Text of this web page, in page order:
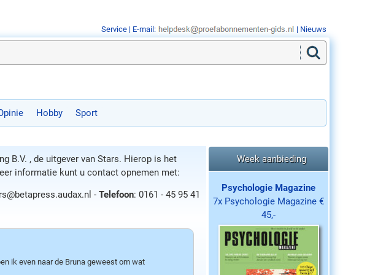
Hobby Sport
B.V. , de uitgever van Stars. Hierop is het
informatie kunt u contact opnemen met:
- Telefoon: 0161 - 45 95 41
ik even naar de Bruna geweest om wat
Week aanbieding
Psychologie Magazine
7x Psychologie Magazine €
45,-
Service | E-mail: | Nieuws